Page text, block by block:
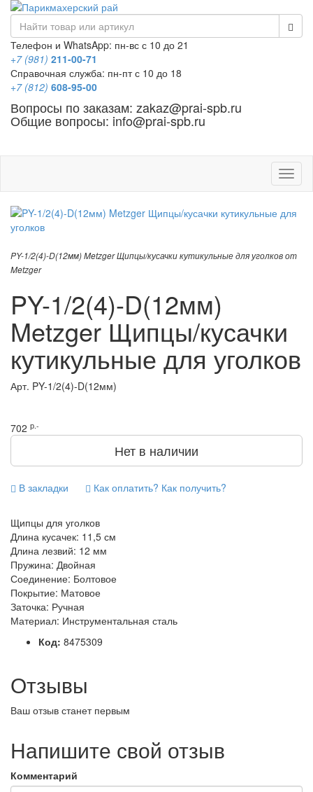
Телефон и WhatsApp: пн-вс с 10 до 21
+7 (981) 211-00-71
Справочная служба: пн-пт с 10 до 18
+7 (812) 608-95-00
Вопросы по заказам: zakaz@prai-spb.ru
Общие вопросы: info@prai-spb.ru
PY-1/2(4)-D(12мм) Metzger Щипцы/кусачки кутикульные для уголков от
Metzger
PY-1/2(4)-D(12мм)
Metzger Щипцы/кусачки
кутикульные для уголков
Арт. PY-1/2(4)-D(12мм)
702 р.-
Нет в наличии
В закладки Как оплатить? Как получить?
Щипцы для уголков
Длина кусачек: 11,5 см
Длина лезвий: 12 мм
Пружина: Двойная
Соединение: Болтовое
Покрытие: Матовое
Заточка: Ручная
Материал: Инструментальная сталь
Код: 8475309
Отзывы
Ваш отзыв станет первым
Напишите свой отзыв
Комментарий